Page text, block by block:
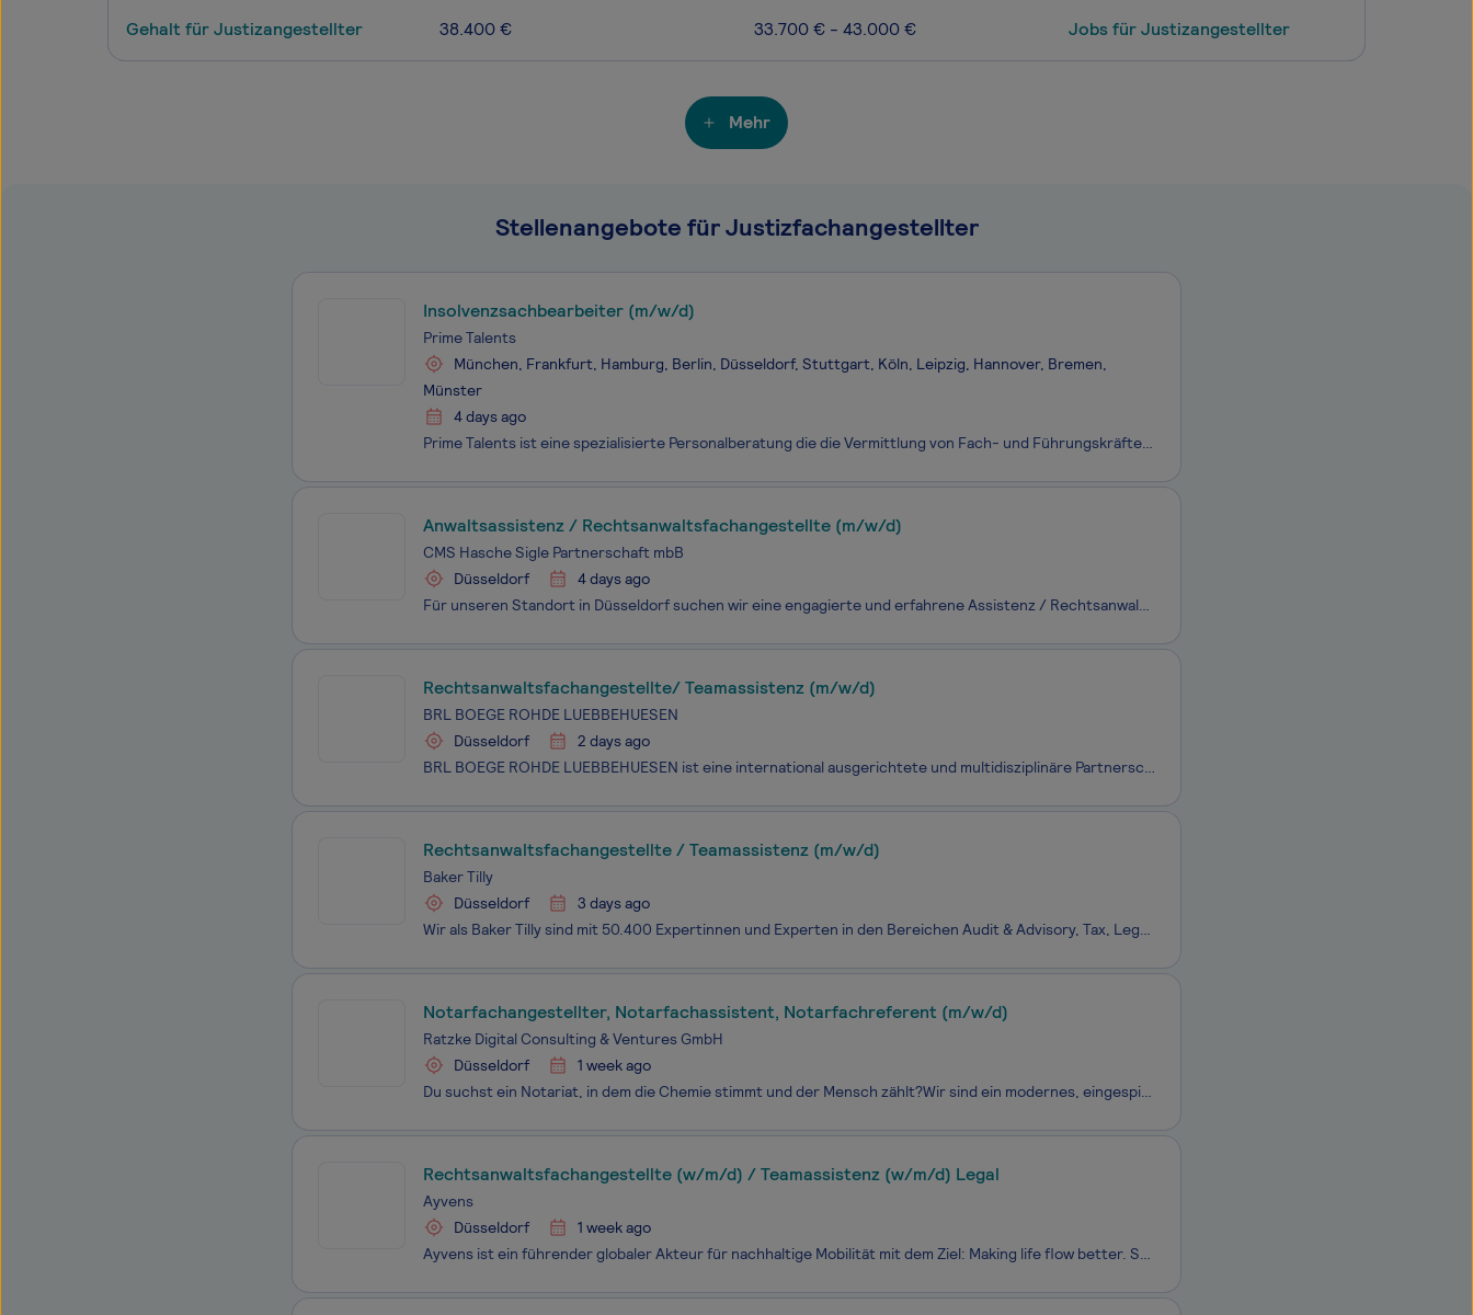
Gehalt für Justizangestellter 38.400 € 33.700 € - 43.000 € Jobs für Justizangestellter
Mehr
Stellenangebote für Justizfachangestellter
Insolvenzsachbearbeiter (m/w/d)
Prime Talents
München, Frankfurt, Hamburg, Berlin, Düsseldorf, Stuttgart, Köln, Leipzig, Hannover, Bremen,
Münster
4 days ago
Prime Talents ist eine spezialisierte Personalberatung die die Vermittlung von Fach- und Führungskräften im kaufmännischen Bereich anbietet. Unser Fokus liegt hierbei auf den Bereichen Legal und Finance. Wir arbeiten hierbei ausschließlich im Rahmen der direkten Personalvermittlung für Unternehmen a
Anwaltsassistenz / Rechtsanwaltsfachangestellte (m/w/d)
CMS Hasche Sigle Partnerschaft mbB
Düsseldorf
4 days ago
Für unseren Standort in Düsseldorf suchen wir eine engagierte und erfahrene Assistenz / Rechtsanwaltsfachangestellte (m/w/d) für den Bereich Gesellschaftsrecht, die unser Team in Vollzeit unterstützt.
Rechtsanwaltsfachangestellte/ Teamassistenz (m/w/d)
BRL BOEGE ROHDE LUEBBEHUESEN
Düsseldorf
2 days ago
BRL BOEGE ROHDE LUEBBEHUESEN ist eine international ausgerichtete und multidisziplinäre Partnerschaft von Rechtsanwälten*innen, Wirtschaftsprüfer*innen und Steuerberater*innen. BRL ist heute mit rund 420 Mitarbeitenden an den Standorten Hamburg, Berlin, Bochum, Hannover, Dortmund, Essen, München, Bi
Rechtsanwaltsfachangestellte / Teamassistenz (m/w/d)
Baker Tilly
Düsseldorf
3 days ago
Wir als Baker Tilly sind mit 50.400 Expertinnen und Experten in den Bereichen Audit & Advisory, Tax, Legal und Consulting in 147 Ländern vertreten. In Deutschland gehören wir zu den führenden partnerschaftlich geführten Beratungsgesellschaften mit 1.740 Kolleginnen und Kollegen verteilt auf 10 S
Notarfachangestellter, Notarfachassistent, Notarfachreferent (m/w/d)
Ratzke Digital Consulting & Ventures GmbH
Düsseldorf
1 week ago
Du suchst ein Notariat, in dem die Chemie stimmt und der Mensch zählt?Wir sind ein modernes, eingespieltes Team in Düsseldorf und suchen Verstärkung – egal ob als Notarfachangestellte:r, Notarfachassistent:in, Notarfachreferent:in oder mit vergleichbarer Qualifikation. Bei uns erwarten dich nicht nu
Rechtsanwaltsfachangestellte (w/m/d) / Teamassistenz (w/m/d) Legal
Ayvens
Düsseldorf
1 week ago
Ayvens ist ein führender globaler Akteur für nachhaltige Mobilität mit dem Ziel: Making life flow better. Seit Jahrzehnten verbessert das Unternehmen die Mobilität und bietet Full-Service-Leasing, flexible Auto-Abo-Services, Flottenmanagement und Multi-Mobilitätslösungen für internationale Großunter